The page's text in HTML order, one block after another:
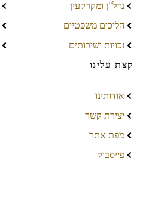
נדל"ן ומקרקעין
הליכים משפטיים
זכויות ושירותים
קצת עלינו
אודותינו
יצירת קשר
מפת אתר
פייסבוק